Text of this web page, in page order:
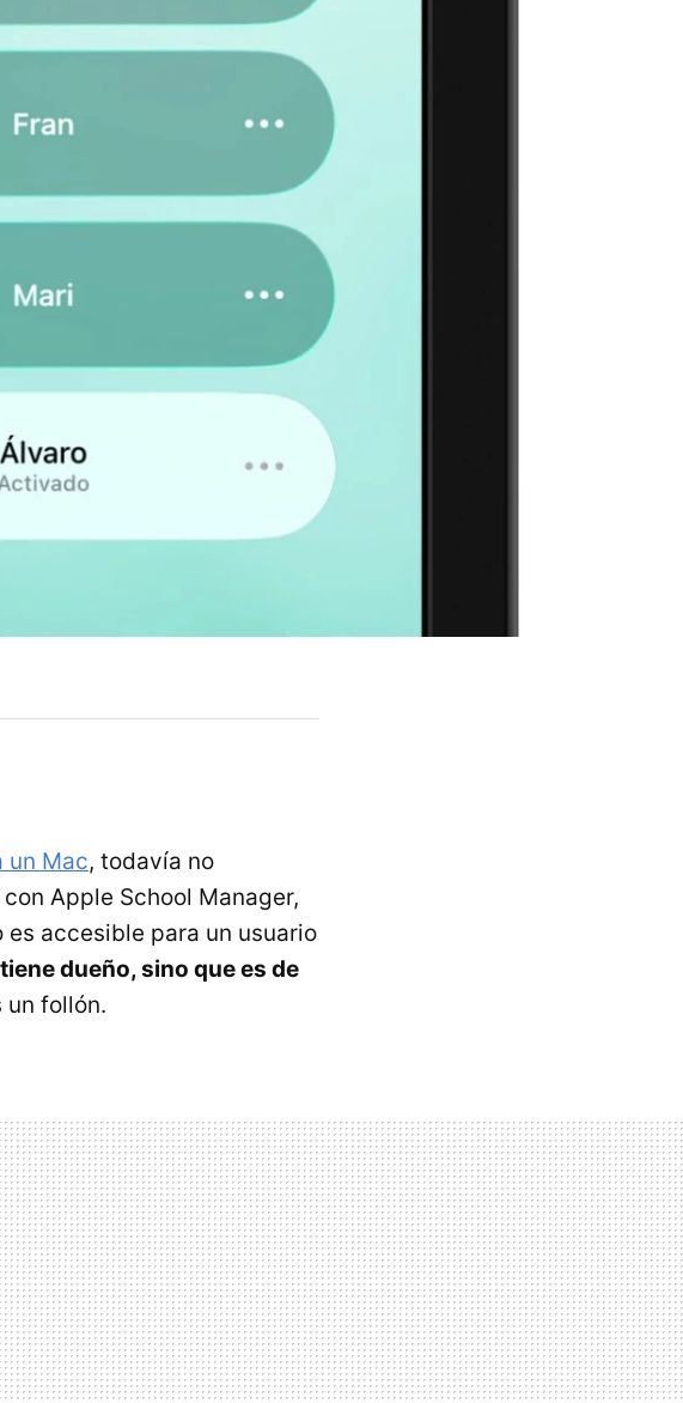
un Mac, todavía no
Apple School Manager,
accesible para un usuario
dueño, sino que es de
un follón.